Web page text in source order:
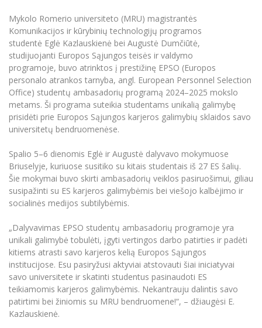
MRU pop vokalinis ansamblis (vadovas Artūras
Novikas)
MRU merginų choras
kompetencijų vertinimas ir pripažinimas
Studijų organizavimas
Kitos galimybės
Azijos centras
Vilniaus Karaliaus Sedžiongo institutas
Frankofoniškų šalių studijų centras
Mokslo laboratorijos
Žmogaus, aplinkos ir technologijų (HET)
Doktorantūra
Projektai
Akademinė leidyba
Mokymų LAB
Mokslo naujienos
Kasmetiniai mokslo renginiai
Veiklos dokumentai
Akademinė etika
Darbas MRU
Universiteto simbolika
Atributika
Tarptautiškumas
Studentams
Studentams
Darbuotojams
Partnerystės
Azijos centras
Vilniaus Karaliaus Sedžiongo institutas
Darbuotojams
Partnerystės
Azijos centras
Vilniaus Karaliaus Sedžiongo institutas
Frankofoniškų šalių studijų centras
Darnus vystymasis
Privatumo politika
Negalia ir individualieji poreikiai
Viešai skelbiama informacija
Parama Ukrainai
Sūduvos akademija
Tinklalaidės
Bakalauro studijos
Magistrantūros studijos
Vadovų MBA
Švietimo ir kultūros vadovų MPA
Teisės LL.M.
Papildomosios studijos
Pedagogų rengimas
Doktorantūros studijos
Profesinės bakalauro studijos
Personalo valdymo centras
Privačių interesų deklaravimas
Informacija naujiems darbuotojams
Studijų Moodle (studijų vykdymui)
Darbuotojų Moodle (kompetencijų tobulinimui)
Studijų tvarkaraštis
Informacinė sistema "Studijos"
Darbuotojų elektroninis paštas
Daugiafaktorinė autentifikacija universiteto
Mykolo Romerio universiteto (MRU) magistrantės
Komunikacijos ir kūrybinių technologijų programos
studentė Eglė Kazlauskienė bei Augustė Dumčiūtė,
studijuojanti Europos Sąjungos teisės ir valdymo
programoje, buvo atrinktos į prestižinę EPSO (Europos
personalo atrankos tarnyba, angl. European Personnel Selection
Office) studentų ambasadorių programą 2024–2025 mokslo
metams. Ši programa suteikia studentams unikalią galimybę
prisidėti prie Europos Sąjungos karjeros galimybių sklaidos savo
universitetų bendruomenėse.
Spalio 5–6 dienomis Eglė ir Augustė dalyvavo mokymuose
Briuselyje, kuriuose susitiko su kitais studentais iš 27 ES šalių.
Šie mokymai buvo skirti ambasadorių veiklos pasiruošimui, giliau
susipažinti su ES karjeros galimybėmis bei viešojo kalbėjimo ir
socialinės medijos subtilybėmis.
„Dalyvavimas EPSO studentų ambasadorių programoje yra
unikali galimybė tobulėti, įgyti vertingos darbo patirties ir padėti
kitiems atrasti savo karjeros kelią Europos Sąjungos
institucijose. Esu pasiryžusi aktyviai atstovauti šiai iniciatyvai
savo universitete ir skatinti studentus pasinaudoti ES
teikiamomis karjeros galimybėmis. Nekantrauju dalintis savo
patirtimi bei žiniomis su MRU bendruomene!“, – džiaugėsi E.
Kazlauskienė.